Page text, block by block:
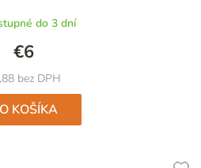
do 3 dní
bez DPH
€6
KOŠÍKA